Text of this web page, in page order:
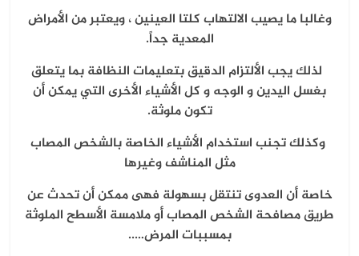
وغالبا ما يصيب الالتهاب كلتا العينين ، ويعتبر من الأمراض
المعدية جداً.
لذلك يجب الألتزام الدقيق بتعليمات النظافة بما يتعلق
بغسل اليدين و الوجه و كل الأشياء الأخرى التي يمكن أن
تكون ملوثة.
وكذلك تجنب استخدام الأشياء الخاصة بالشخص المصاب
مثل المناشف وغيرها
خاصة أن العدوى تنتقل بسهولة فهى ممكن أن تحدث عن
طريق مصافحة الشخص المصاب أو ملامسة الأسطح الملوثة
بمسببات المرض…..